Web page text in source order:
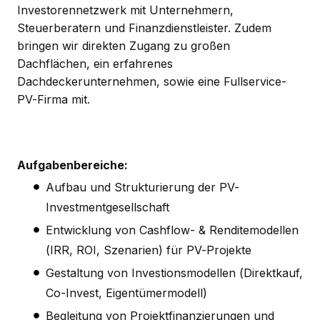
Investorennetzwerk mit Unternehmern,
Steuerberatern und Finanzdienstleister. Zudem
bringen wir direkten Zugang zu großen
Dachflächen, ein erfahrenes
Dachdeckerunternehmen, sowie eine Fullservice-
PV-Firma mit.
Aufgabenbereiche:
Aufbau und Strukturierung der PV-
Investmentgesellschaft
Entwicklung von Cashflow- & Renditemodellen
(IRR, ROI, Szenarien) für PV-Projekte
Gestaltung von Investionsmodellen (Direktkauf,
Co-Invest, Eigentümermodell)
Begleitung von Projektfinanzierungen und